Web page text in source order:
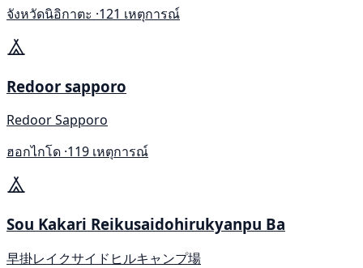
จังหวัดนิอิกาตะ ·121 เหตุการณ์
Redoor sapporo
Redoor Sapporo
ฮอกไกโด ·119 เหตุการณ์
Sou Kakari Reikusaidohirukyanpu Ba
早掛レイクサイドヒルキャンプ場